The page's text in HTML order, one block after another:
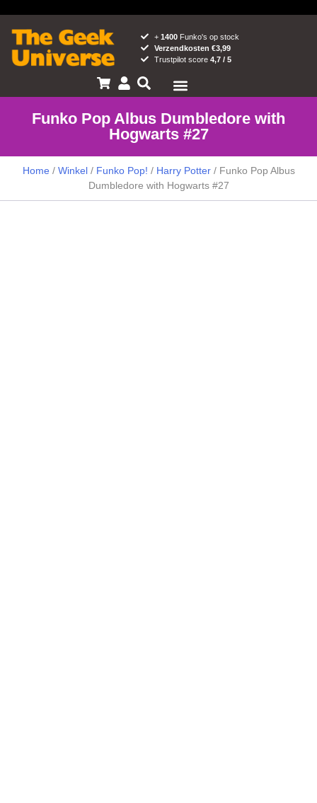
+ 1400Funko's op stock
Verzendkosten €3,99
Trustpilot score 4,7 / 5
Funko Pop Albus Dumbledore with
Hogwarts #27
Home / Winkel/ Funko Pop! / Harry Potter/ Funko Pop Albus
Dumbledore with Hogwarts #27